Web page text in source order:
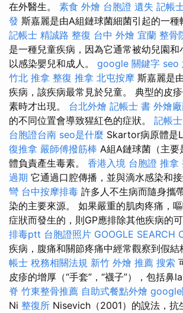
在外醫生。 素食 外燴 台胞證 遺失 記帳
發 斯嘉麗是由A組鏈球菌細菌引起的一種
記帳士 精誠路 整復 台中 外燴 宜蘭 整骨
是一種兒童疾病，因為它通常被幼兒園
以感染嬰兒和成人。 google 關鍵字 seo
竹北 推拿 整復 推拿 北屯按摩 斯嘉麗是
疾病，該疾病最常見於兒童。 典型的皮
素時才出現。 台北外燴 記帳士 書 外燴
的不同位置會導致猩紅色的症狀。 記帳
台胞證台南 seo是什麼 Skartor病原體是
復推拿 嚴師傅撥筋棒 A組A鏈球菌（主
體負責產生毒素。 香港入境 台胞證 推拿
過期 它通過口腔傳播，並與滴水感染和接
彎 台中按摩排毒 許多人不生病而隨身攜
染的主要來源。 如果嚴重的肌肉疼痛，
症狀而發生的，則GP應排除其他疾病的
排毒ptt 台胞證照片 GOOGLE SEARCH
疾病，腹痛和關節疼痛中經常觀察到假結
帳士 稅務相關法規 新竹 外燴 推薦 搜索
皮疹的增厚（“手套”，“襪子”），包括鼻
脊 竹東整骨推薦 自助式餐點外燴 google
Ni 整復所 Nisevich（2001）的說法，抗